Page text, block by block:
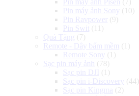
Pin máy ảnh Sony (10)
Pin Ravpower
(9)
Pin Swit (11)
Quà Tặng (7)
Remote - Dây bấm mềm (1)
Remote Sony (1)
Sạc pin máy ảnh
(78)
Sạc pin DJI (1)
Sạc pin i-Discovery (44)
Sạc pin Kingma (2)